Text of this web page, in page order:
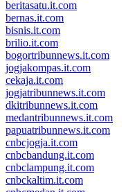
beritasatu.it.com
bernas.it.com
bisnis.it.com
brilio.it.com
bogortribunnews.it.com
jogjakompas.it.com
cekaja.it.com
jogjatribunnews.it.com
dkitribunnews.it.com
medantribunnews.it.com
papuatribunnews.it.com
cnbcjogja.it.com
cnbcbandung.it.com
cnbclampung.it.com
cnbckaltim.it.com